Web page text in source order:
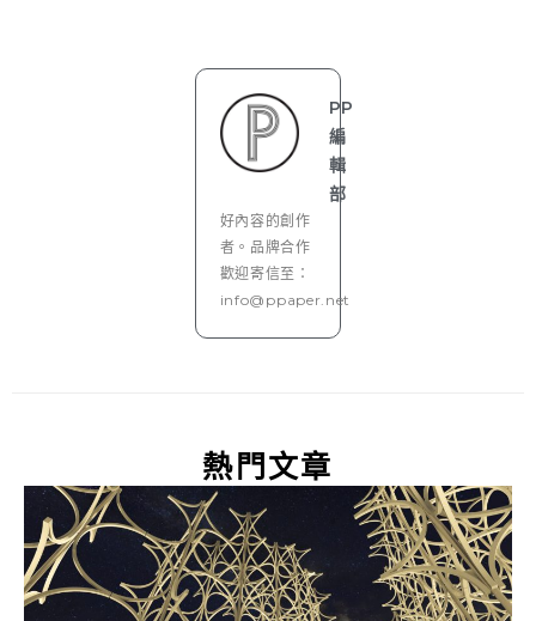
PP
編
輯
部
好內容的創作
者。品牌合作
歡迎寄信至：
info@ppaper.net
熱門文章